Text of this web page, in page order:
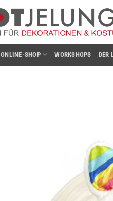
ONLINE-SHOP WORKSHOPS DER